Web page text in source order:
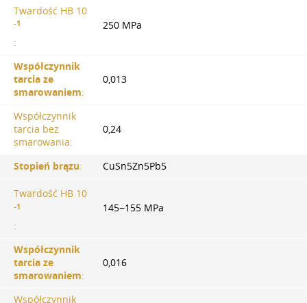
Twardość HB 10
-1
:
250 MPa
Współczynnik
tarcia ze
smarowaniem:
0,013
Współczynnik
tarcia bez
smarowania:
0,24
Stopień brązu: CuSn5Zn5Pb5
Twardość HB 10
-1
:
145−155 MPa
Współczynnik
tarcia ze
smarowaniem:
0,016
Współczynnik